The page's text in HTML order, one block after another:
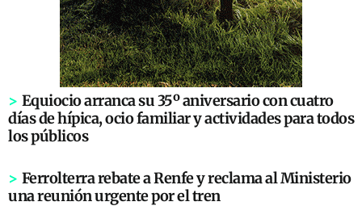
> Equiocio arranca su 35º aniversario con cuatro
días de hípica, ocio familiar y actividades para todos
los públicos
> Ferrolterra rebate a Renfe y reclama al Ministerio
una reunión urgente por el tren